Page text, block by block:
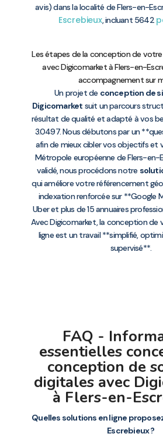
avis) dans la localité de Flers-en-
Escrebieux, incluant 5642
Les étapes de la conception de
avec Digicomarket à Flers-en-
accompagnement sur
Un projet de conception de
Digicomarket suit un parcours
résultat de qualité et adapté à vos
3.0497. Nous débutons par un
afin de mieux cibler vos objectifs et
Métropole européenne de Flers-en-
validé, nous procédons notre
qui améliore votre référencement
indexation renforcée sur **Google
Uber et plus de 15 annuaires
Avec Digicomarket, la conception
ligne est un travail **simplifié,
supervisé**.
FAQ -
essentielles
conception de
digitales avec
à Flers-en-
Quelles solutions en ligne
Escrebieux ?